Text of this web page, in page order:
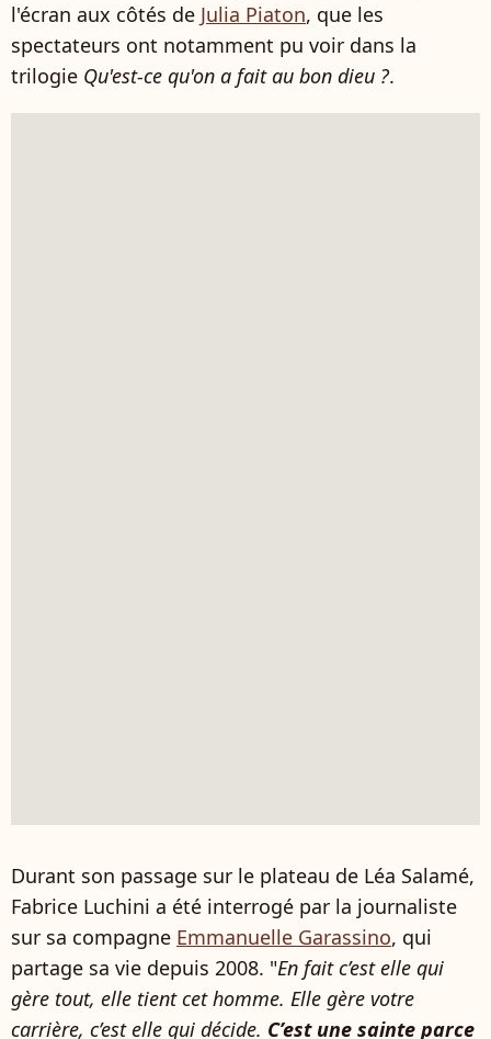
l'écran aux côtés de Julia Piaton, que les
spectateurs ont notamment pu voir dans la
trilogie Qu'est-ce qu'on a fait au bon dieu ?.
Durant son passage sur le plateau de Léa Salamé,
Fabrice Luchini a été interrogé par la journaliste
sur sa compagne Emmanuelle Garassino, qui
partage sa vie depuis 2008. "En fait c’est elle qui
gère tout, elle tient cet homme. Elle gère votre
carrière, c’est elle qui décide. C’est une sainte parce